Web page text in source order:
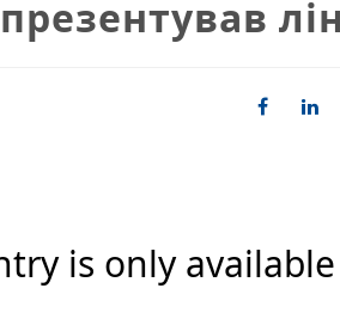
is only